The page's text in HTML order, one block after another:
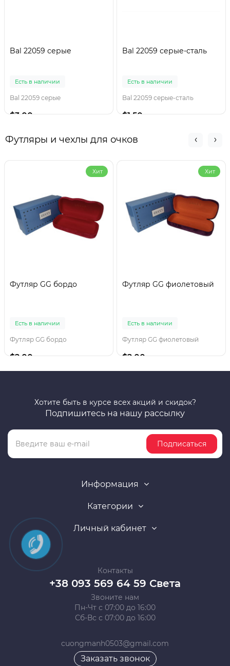
Bal 22059 серые
Есть в наличии
Bal 22059 серые
$3.00
Bal 22059 серые-сталь
Есть в наличии
Bal 22059 серые-сталь
$1.50
Футляры и чехлы для очков
Хит
Футляр GG бордо
Есть в наличии
Футляр GG бордо
$2.00
Хит
Футляр GG фиолетовый
Есть в наличии
Футляр GG фиолетовый
$2.00
Хотите быть в курсе всех акций и скидок?
Подпишитесь на нашу рассылку
Подписаться
Информация
Категории
Личный кабинет
Контакты
+38 093 569 64 59 Света
Звоните нам
Пн-Чт с 07:00 до 16:00
Сб-Вс с 07:00 до 16:00
cuongmanh0503@gmail.com
Заказать звонок